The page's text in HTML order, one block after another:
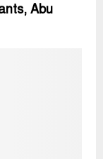
Abu